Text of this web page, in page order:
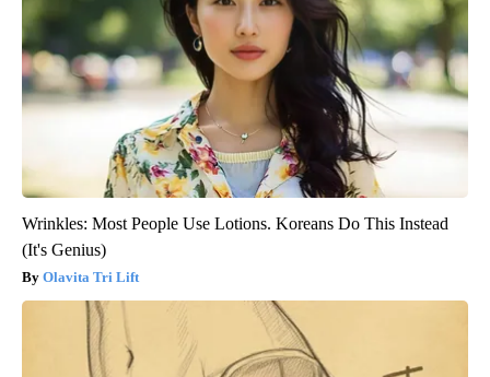
Wrinkles: Most People Use Lotions. Koreans Do This Instead
(It's Genius)
Olavita Tri Lift